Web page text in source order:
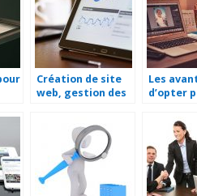
de
Création de site
web, gestion des
principaux
services d’une
agence web
Les
d’opter
(TMA)